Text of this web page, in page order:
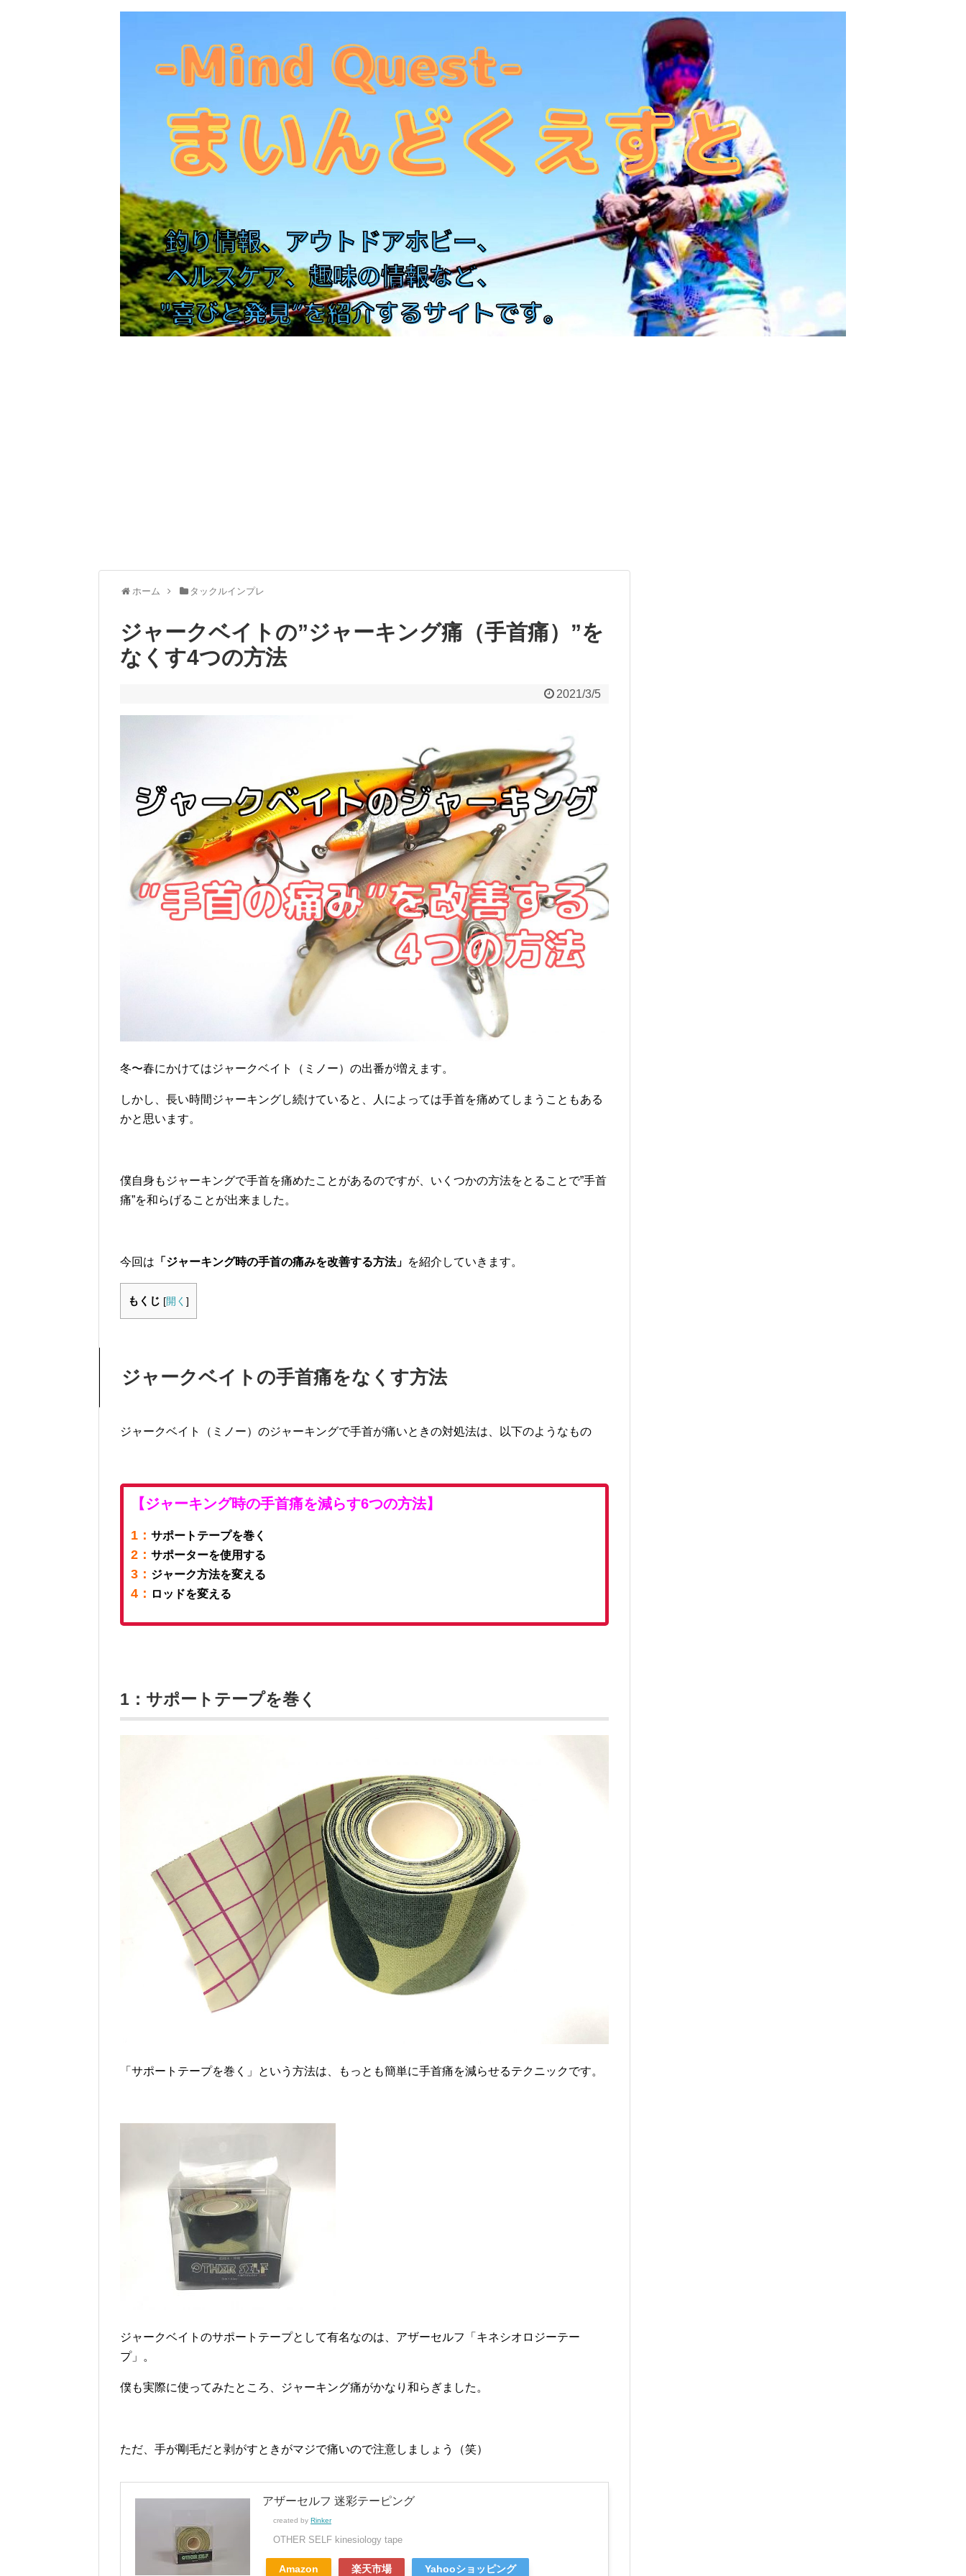
ホーム タックルインプレ
ジャークベイトの”ジャーキング痛（手首痛）”を
なくす4つの方法
2021/3/5
冬〜春にかけてはジャークベイト（ミノー）の出番が増えます。
しかし、長い時間ジャーキングし続けていると、人によっては手首を痛めてしまうこともある
かと思います。
僕自身もジャーキングで手首を痛めたことがあるのですが、いくつかの方法をとることで”手首
痛”を和らげることが出来ました。
今回は 「ジャーキング時の手首の痛みを改善する方法」 を紹介していきます。
もくじ [開く ]
ジャークベイトの手首痛をなくす方法
ジャークベイト（ミノー）のジャーキングで手首が痛いときの対処法は、以下のようなもの
【ジャーキング時の手首痛を減らす6つの方法】
1： サポートテープを巻く
2： サポーターを使用する
3： ジャーク方法を変える
4： ロッドを変える
1：サポートテープを巻く
「サポートテープを巻く」という方法は、もっとも簡単に手首痛を減らせるテクニックです。
ジャークベイトのサポートテープとして有名なのは、アザーセルフ「キネシオロジーテー
プ」。
僕も実際に使ってみたところ、ジャーキング痛がかなり和らぎました。
ただ、手が剛毛だと剥がすときがマジで痛いので注意しましょう（笑）
アザーセルフ 迷彩テーピング
created by Rinker
OTHER SELF kinesiology tape
Amazon 楽天市場 Yahooショッピング